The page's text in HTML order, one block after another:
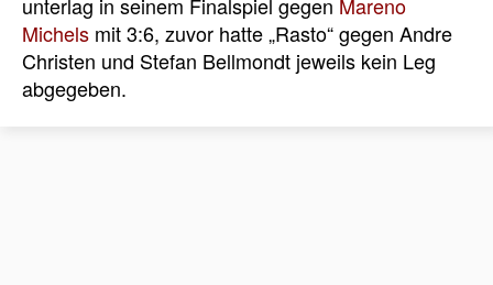
Michels mit 3:6, zuvor hatte „Rasto“ gegen Andre
Christen und Stefan Bellmondt jeweils kein Leg
abgegeben.